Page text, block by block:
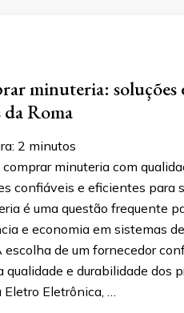
minuteria: soluções
da Roma
2 minutos
minuteria com
confiáveis e eficientes para
é uma questão frequente
e economia em sistemas
escolha de um fornecedor
e durabilidade dos
Eletro Eletrônica, …